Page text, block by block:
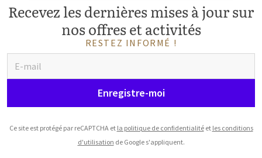
Recevez les dernières mises à jour sur
nos offres et activités
RESTEZ INFORMÉ !
Enregistre-moi
Ce site est protégé par reCAPTCHA et la politique de confidentialitéet les conditions
d'utilisation de Google s'appliquent.